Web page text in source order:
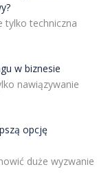
tylko techniczna
w biznesie
nawiązywanie
opcję
duże wyzwanie